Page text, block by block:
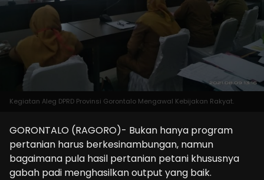
Kegiatan Aleg DPRD Provinsi Gorontalo Mengawal Kebijakan Rakyat.
GORONTALO (RAGORO)- Bukan hanya program
pertanian harus berkesinambungan, namun
bagaimana pula hasil pertanian petani khususnya
gabah padi menghasilkan output yang baik.